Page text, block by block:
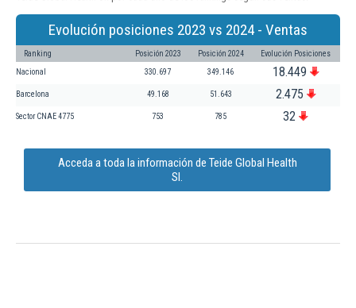
Evolución posiciones 2023 vs 2024 - Ventas
Ranking Posición 2023 Posición 2024 Evolución Posiciones
Nacional 330.697 349.146 18.449
Barcelona 49.168 51.643 2.475
Sector CNAE 4775 753 785 32
Acceda a toda la información de Teide Global Health
Sl.